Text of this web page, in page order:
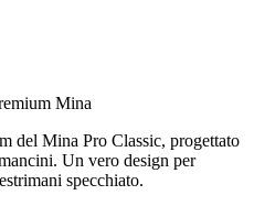
Mina
del Mina Pro Classic, progettato
Un vero design per
specchiato.